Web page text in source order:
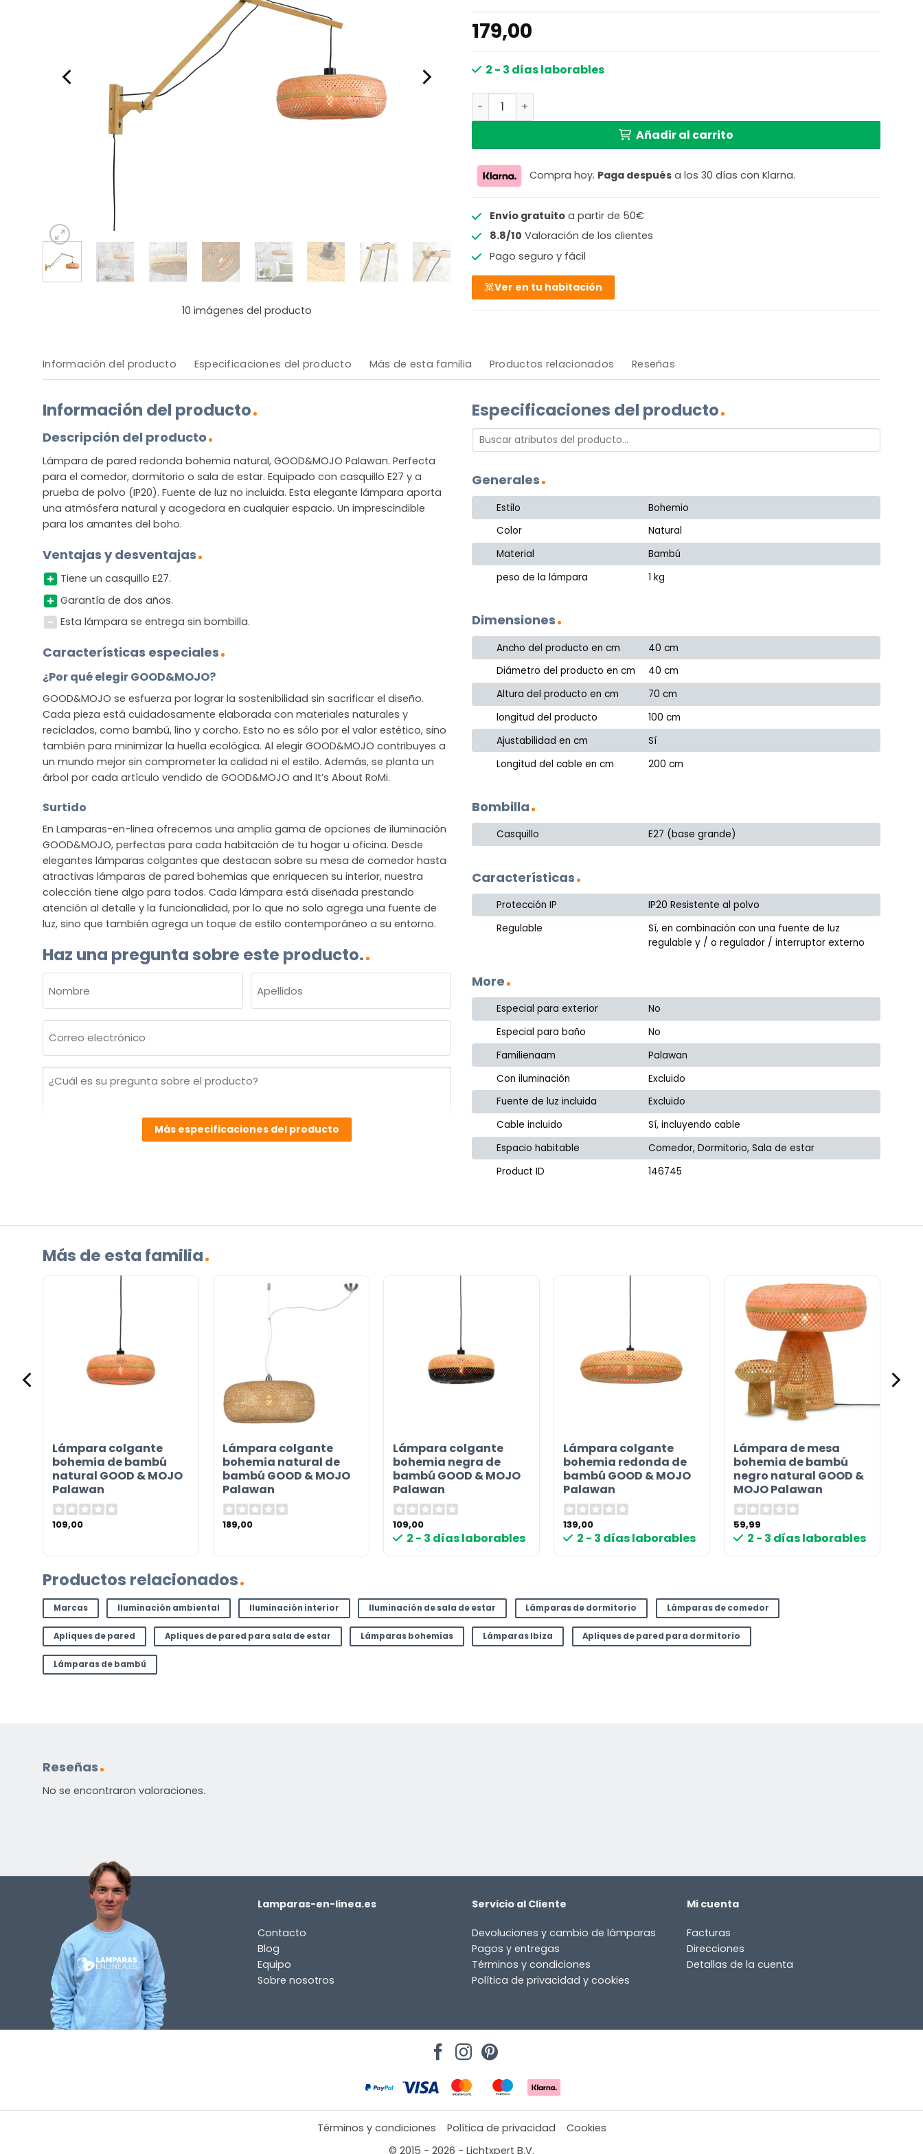
10 imágenes del producto
179,00
2 - 3 días laborables
Lámpara de pared bohemia redonda natural GOOD & MOJO Palawan cantidad
Añadir al carrito
Compra hoy. Paga después a los 30 días con Klarna.
Envío gratuitoa partir de 50€
8.8/10 Valoración de los clientes
Pago seguro y fácil
Ver en tu habitación
Información del producto Especificaciones del producto Más de esta familia Productos relacionados Reseñas
Información del producto
Descripción del producto
Lámpara de pared redonda bohemia natural, GOOD&MOJO Palawan. Perfecta
para el comedor, dormitorio o sala de estar. Equipado con casquillo E27 y a
prueba de polvo (IP20). Fuente de luz no incluida. Esta elegante lámpara aporta
una atmósfera natural y acogedora en cualquier espacio. Un imprescindible
para los amantes del boho.
Ventajas y desventajas
Tiene un casquillo E27.
Garantía de dos años.
Esta lámpara se entrega sin bombilla.
Características especiales
¿Por qué elegir GOOD&MOJO?
GOOD&MOJO se esfuerza por lograr la sostenibilidad sin sacrificar el diseño.
Cada pieza está cuidadosamente elaborada con materiales naturales y
reciclados, como bambú, lino y corcho. Esto no es sólo por el valor estético, sino
también para minimizar la huella ecológica. Al elegir GOOD&MOJO contribuyes a
un mundo mejor sin comprometer la calidad ni el estilo. Además, se planta un
árbol por cada artículo vendido de GOOD&MOJO and It’s About RoMi.
Surtido
En Lamparas-en-linea ofrecemos una amplia gama de opciones de iluminación
GOOD&MOJO, perfectas para cada habitación de tu hogar u oficina. Desde
elegantes lámparas colgantes que destacan sobre su mesa de comedor hasta
atractivas lámparas de pared bohemias que enriquecen su interior, nuestra
colección tiene algo para todos. Cada lámpara está diseñada prestando
atención al detalle y la funcionalidad, por lo que no solo agrega una fuente de
luz, sino que también agrega un toque de estilo contemporáneo a su entorno.
Haz una pregunta sobre este producto.
(OBLIGATORIO)
Nombre Apellidos
electrónico
¿Cuál
Incluido por defecto
Instrucciones en diferentes idiomas
Etiqueta energética
¿TIENES ALGUNA PREGUNTA?
Contáctenos. Puede comunicarse con nosotros por
correo electrónico ainfo@lamparas-en-linea.es.
Más especificaciones del producto
Especificaciones del producto
Generales
Estilo
Bohemio
Color
Natural
Material
Bambú
peso de la lámpara
1 kg
Dimensiones
Ancho del producto en cm
40 cm
Diámetro del producto en cm
40 cm
Altura del producto en cm
70 cm
longitud del producto
100 cm
Ajustabilidad en cm
Sí
Longitud del cable en cm
200 cm
Bombilla
Casquillo E27 (base grande)
Características
Protección IP
IP20 Resistente al polvo
Regulable
Sí, en combinación con una fuente de luz
regulable y / o regulador / interruptor externo
More
Especial para exterior
No
Especial para baño
No
Familienaam
Palawan
Con iluminación
Excluido
Fuente de luz incluida
Excluido
Cable incluido
Sí, incluyendo cable
Espacio habitable
Comedor, Dormitorio, Sala de estar
Product ID
146745
Más de esta familia
Lámpara colgante
bohemia de bambú
natural GOOD & MOJO
Palawan
109,00
Lámpara colgante
bohemia natural de
bambú GOOD & MOJO
Palawan
189,00
Lámpara colgante
bohemia negra de
bambú GOOD & MOJO
Palawan
109,00
2 - 3 días laborables
Lámpara colgante
bohemia redonda de
bambú GOOD & MOJO
Palawan
139,00
2 - 3 días laborables
Lámpara de mesa
bohemia de bambú
negro natural GOOD &
MOJO Palawan
59,99
2 - 3 días laborables
Productos relacionados
Marcas Iluminación ambiental Iluminación interior Iluminación de sala de estar Lámparas de dormitorio Lámparas de comedor
Apliques de pared Apliques de pared para sala de estar Lámparas bohemias Lámparas Ibiza Apliques de pared para dormitorio
Lámparas de bambú
Reseñas
No se encontraron valoraciones.
Lamparas-en-linea.es
Contacto
Blog
Equipo
Sobre nosotros
Servicio al Cliente
Devoluciones y cambio de lámparas
Pagos y entregas
Términos y condiciones
Política de privacidad y cookies
Mi cuenta
Facturas
Direcciones
Detallas de la cuenta
Términos y condiciones Política de privacidad
Cookies
© 2015 - 2026 - Lichtxpert B.V.